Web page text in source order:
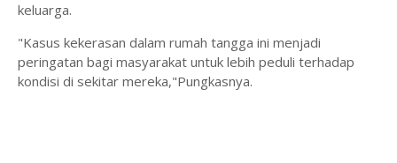
keluarga.
"Kasus kekerasan dalam rumah tangga ini menjadi
peringatan bagi masyarakat untuk lebih peduli terhadap
kondisi di sekitar mereka,"Pungkasnya.